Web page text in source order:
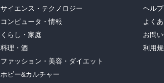
サイエンス・テクノロジー
コンピュータ・情報
くらし・家庭
料理・酒
ファッション・美容・ダイエット
ホビー&カルチャー
ヘルプ
よく
お問
利用